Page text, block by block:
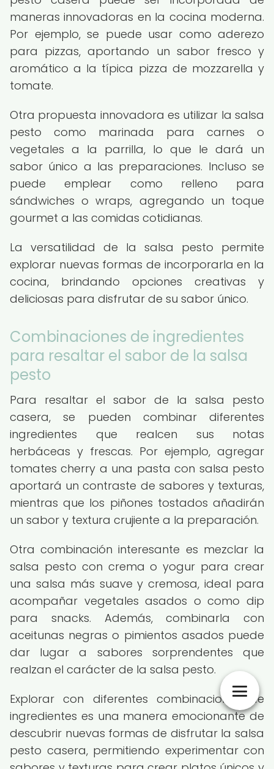
maneras innovadoras en la cocina moderna.
Por ejemplo, se puede usar como aderezo
para pizzas, aportando un sabor fresco y
aromático a la típica pizza de mozzarella y
tomate.
Otra propuesta innovadora es utilizar la salsa
pesto como marinada para carnes o
vegetales a la parrilla, lo que le dará un
sabor único a las preparaciones. Incluso se
puede emplear como relleno para
sándwiches o wraps, agregando un toque
gourmet a las comidas cotidianas.
La versatilidad de la salsa pesto permite
explorar nuevas formas de incorporarla en la
cocina, brindando opciones creativas y
deliciosas para disfrutar de su sabor único.
Combinaciones de ingredientes
para resaltar el sabor de la salsa
pesto
Para resaltar el sabor de la salsa pesto
casera, se pueden combinar diferentes
ingredientes que realcen sus notas
herbáceas y frescas. Por ejemplo, agregar
tomates cherry a una pasta con salsa pesto
aportará un contraste de sabores y texturas,
mientras que los piñones tostados añadirán
un sabor y textura crujiente a la preparación.
Otra combinación interesante es mezclar la
salsa pesto con crema o yogur para crear
una salsa más suave y cremosa, ideal para
acompañar vegetales asados o como dip
para snacks. Además, combinarla con
aceitunas negras o pimientos asados puede
dar lugar a sabores sorprendentes que
realzan el carácter de la salsa pesto.
Explorar con diferentes combinaciones de
ingredientes es una manera emocionante de
descubrir nuevas formas de disfrutar la salsa
pesto casera, permitiendo experimentar con